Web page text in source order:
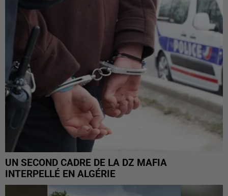
UN SECOND CADRE DE LA DZ MAFIA
INTERPELLÉ EN ALGÉRIE